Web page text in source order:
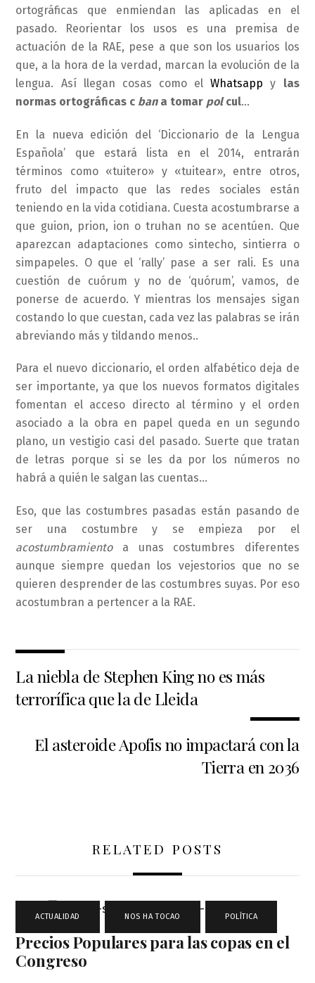
ortográficas que enmiendan las aplicadas en el
pasado. Reorientar los usos es una premisa de
actuación de la RAE, pese a que son los usuarios los
que, a la hora de la verdad, marcan la evolución de la
lengua. Así llegan cosas como elWhatsapp y las
normas ortográficas c bana tomar polcul…
En la nueva edición del ‘Diccionario de la Lengua
Española’ que estará lista en el 2014, entrarán
términos como «tuitero» y «tuitear», entre otros,
fruto del impacto que las redes sociales están
teniendo en la vida cotidiana. Cuesta acostumbrarse a
que guion, prion, ion o truhan no se acentúen. Que
aparezcan adaptaciones como sintecho, sintierra o
simpapeles. O que el ‘rally’ pase a ser rali. Es una
cuestión de cuórum y no de ‘quórum’, vamos, de
ponerse de acuerdo. Y mientras los mensajes sigan
costando lo que cuestan, cada vez las palabras se irán
abreviando más y tildando menos..
Para el nuevo diccionario, el orden alfabético deja de
ser importante, ya que los nuevos formatos digitales
fomentan el acceso directo al término y el orden
asociado a la obra en papel queda en un segundo
plano, un vestigio casi del pasado. Suerte que tratan
de letras porque si se les da por los números no
habrá a quién le salgan las cuentas…
Eso, que las costumbres pasadas están pasando de
ser una costumbre y se empieza por el
acostumbramientoa unas costumbres diferentes
aunque siempre quedan los vejestorios que no se
quieren desprender de las costumbres suyas. Por eso
acostumbran a pertencer a la RAE.
La niebla de Stephen King no es más
terrorífica que la de Lleida
El asteroide Apofis no impactará con la
Tierra en 2036
RELATED POSTS
ACTUALIDAD NOS HA TOCAO POLÍTICA
Precios Populares para las copas en el
Congreso